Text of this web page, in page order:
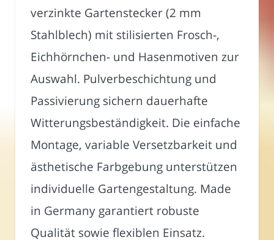
verzinkte Gartenstecker (2 mm
Stahlblech) mit stilisierten Frosch-,
Eichhörnchen- und Hasenmotiven zur
Auswahl. Pulverbeschichtung und
Passivierung sichern dauerhafte
Witterungsbeständigkeit. Die einfache
Montage, variable Versetzbarkeit und
ästhetische Farbgebung unterstützen
individuelle Gartengestaltung. Made
in Germany garantiert robuste
Qualität sowie flexiblen Einsatz.